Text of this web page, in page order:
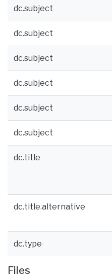
dc.subject
dc.subject
dc.subject
dc.subject
dc.subject
dc.subject
dc.title
dc.title.alternative
dc.type
Files